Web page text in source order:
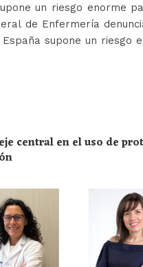
un riesgo enorme
de Enfermería
supone un riesgo
central en el uso de